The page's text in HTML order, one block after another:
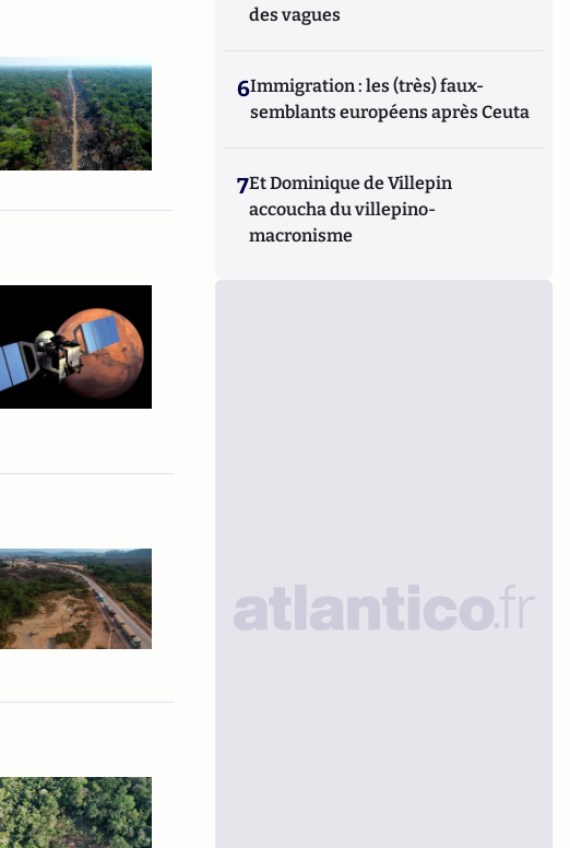
des vagues
6Immigration : les (très) faux-
semblants européens après Ceuta
7Et Dominique de Villepin
accoucha du villepino-
macronisme